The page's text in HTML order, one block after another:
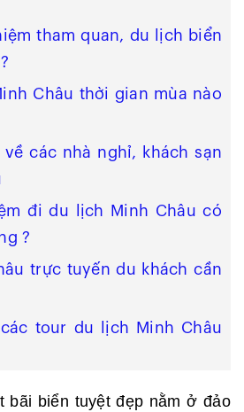
tham quan, du lịch biển
Châu thời gian mùa nào
các nhà nghỉ, khách sạn
đi du lịch Minh Châu có
?
trực tuyến du khách cần
tour du lịch Minh Châu
bãi biển tuyệt đẹp nằm ở đảo